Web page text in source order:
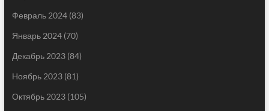
Февраль 2024(83)
Январь 2024(70)
Декабрь 2023(84)
Ноябрь 2023(81)
Октябрь 2023(105)